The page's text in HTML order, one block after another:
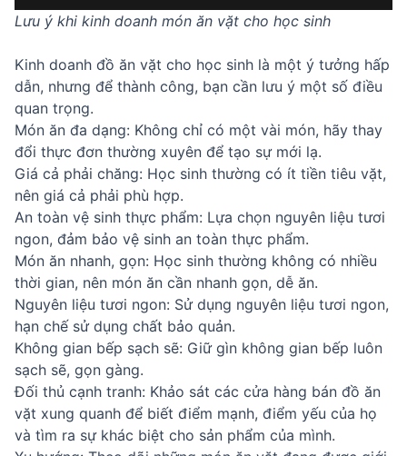
Lưu ý khi kinh doanh món ăn vặt cho học sinh
Kinh doanh đồ ăn vặt cho học sinh là một ý tưởng hấp
dẫn, nhưng để thành công, bạn cần lưu ý một số điều
quan trọng.
Món ăn đa dạng: Không chỉ có một vài món, hãy thay
đổi thực đơn thường xuyên để tạo sự mới lạ.
Giá cả phải chăng: Học sinh thường có ít tiền tiêu vặt,
nên giá cả phải phù hợp.
An toàn vệ sinh thực phẩm: Lựa chọn nguyên liệu tươi
ngon, đảm bảo vệ sinh an toàn thực phẩm.
Món ăn nhanh, gọn: Học sinh thường không có nhiều
thời gian, nên món ăn cần nhanh gọn, dễ ăn.
Nguyên liệu tươi ngon: Sử dụng nguyên liệu tươi ngon,
hạn chế sử dụng chất bảo quản.
Không gian bếp sạch sẽ: Giữ gìn không gian bếp luôn
sạch sẽ, gọn gàng.
Đối thủ cạnh tranh: Khảo sát các cửa hàng bán đồ ăn
vặt xung quanh để biết điểm mạnh, điểm yếu của họ
và tìm ra sự khác biệt cho sản phẩm của mình.